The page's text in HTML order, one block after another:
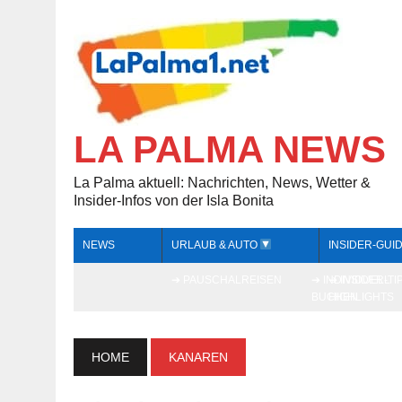
LA PALMA NEWS
La Palma aktuell: Nachrichten, News, Wetter &
Insider-Infos von der Isla Bonita
NEWS URLAUB & AUTO INSIDER-
HOME KANAREN